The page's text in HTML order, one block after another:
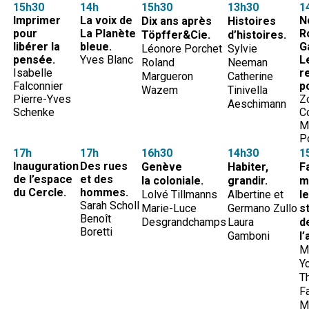
15h30
Imprimer
pour
libérer la
pensée.
Isabelle
Falconnier
Pierre-Yves
Schenke
14h
La voix de
La Planète
bleue.
Yves Blanc
15h30
Dix ans après
Töpffer&Cie.
Léonore Porchet
Roland
Margueron
Wazem
13h30
Histoires
d’histoires.
Sylvie
Neeman
Catherine
Tinivella
Aeschimann
17h
Inauguration
de l’espace
du Cercle.
17h
Des rues
et des
hommes.
Sarah Scholl
Benoît
Boretti
16h30
Genève
la coloniale.
Lolvé Tillmanns
Marie-Luce
Desgrandchamps
14h30
Habiter,
grandir.
Albertine et
Germano Zullo
Laura
Gamboni